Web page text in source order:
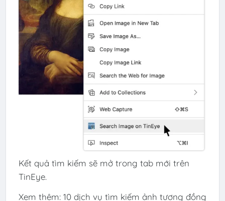
Kết quả tìm kiếm sẽ mở trong tab mới trên
TinEye.
Xem thêm: 10 dịch vụ tìm kiếm ảnh tương đồng